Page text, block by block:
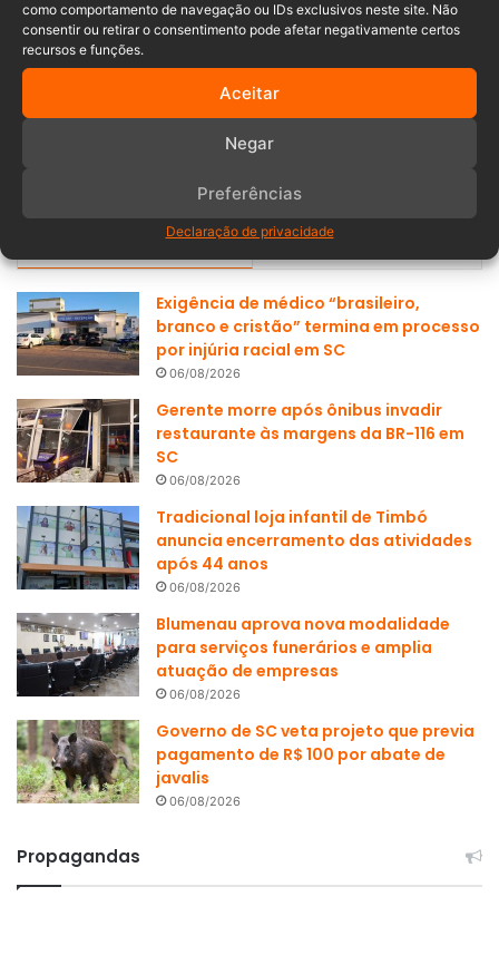
como comportamento de navegação ou IDs exclusivos neste site. Não
consentir ou retirar o consentimento pode afetar negativamente certos
recursos e funções.
Aceitar
Negar
Preferências
Declaração de privacidade
Leia mais »
Anuncia – Lateral
Populares Recentes
Exigência de médico “brasileiro,
branco e cristão” termina em processo
por injúria racial em SC
06/08/2026
Gerente morre após ônibus invadir
restaurante às margens da BR-116 em
SC
06/08/2026
Tradicional loja infantil de Timbó
anuncia encerramento das atividades
após 44 anos
06/08/2026
Blumenau aprova nova modalidade
para serviços funerários e amplia
atuação de empresas
06/08/2026
Governo de SC veta projeto que previa
pagamento de R$ 100 por abate de
javalis
06/08/2026
Propagandas